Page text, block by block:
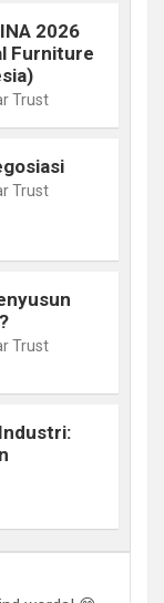
2026
Furniture
Trust
Trust
Trust